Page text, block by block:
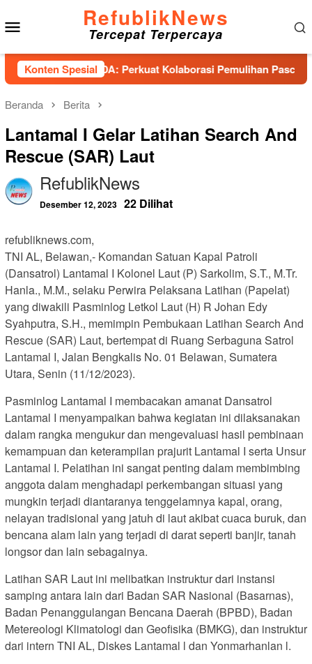
ke
konten
RefublikNews
Tercepat Terpercaya
Konten Spesial
PESADA: Perkuat Kolaborasi Pemulihan Pascabencana
Beranda Berita
Lantamal I Gelar Latihan Search And
Rescue (SAR) Laut
RefublikNews
Desember 12, 2023 22 Dilihat
refubliknews.com,
TNI AL, Belawan,- Komandan Satuan Kapal Patroli
(Dansatrol) Lantamal I Kolonel Laut (P) Sarkolim, S.T., M.Tr.
Hanla., M.M., selaku Perwira Pelaksana Latihan (Papelat)
yang diwakili Pasminlog Letkol Laut (H) R Johan Edy
Syahputra, S.H., memimpin Pembukaan Latihan Search And
Rescue (SAR) Laut, bertempat di Ruang Serbaguna Satrol
Lantamal I, Jalan Bengkalis No. 01 Belawan, Sumatera
Utara, Senin (11/12/2023).
Pasminlog Lantamal I membacakan amanat Dansatrol
Lantamal I menyampaikan bahwa kegiatan ini dilaksanakan
dalam rangka mengukur dan mengevaluasi hasil pembinaan
kemampuan dan keterampilan prajurit Lantamal I serta Unsur
Lantamal I. Pelatihan ini sangat penting dalam membimbing
anggota dalam menghadapi perkembangan situasi yang
mungkin terjadi diantaranya tenggelamnya kapal, orang,
nelayan tradisional yang jatuh di laut akibat cuaca buruk, dan
bencana alam lain yang terjadi di darat seperti banjir, tanah
longsor dan lain sebagainya.
Latihan SAR Laut ini melibatkan instruktur dari instansi
samping antara lain dari Badan SAR Nasional (Basarnas),
Badan Penanggulangan Bencana Daerah (BPBD), Badan
Metereologi Klimatologi dan Geofisika (BMKG), dan instruktur
dari intern TNI AL, Diskes Lantamal l dan Yonmarhanlan l.